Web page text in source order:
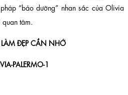
“bảo dưỡng” nhan sắc của Olivia
tâm.
ĐẸP CẦN NHỚ